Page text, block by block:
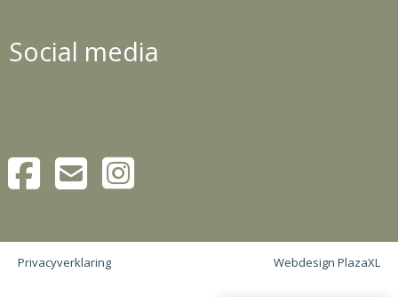
Social media
Privacyverklaring Webdesign PlazaXL